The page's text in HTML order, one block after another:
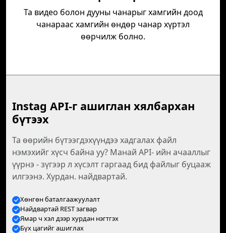
Та видео болон дууны чанарыг хамгийн доод
чанараас хамгийн өндөр чанар хүртэл
өөрчилж болно.
Instag API-г ашиглан хялбархан
бүтээх
Та өөрийн бүтээгдэхүүндээ хадгалах файл
нэмэхийг хүсч байна уу? Манай API- ийн ачааллыг
үүрнэ - зүгээр л хүсэлт гаргаад бид файлыг буцааж
илгээнэ. Хурдан. найдвартай.
Хөнгөн баталгаажуулалт
Найдвартай REST загвар
Ямар ч хэл дээр хурдан нэгтгэх
Бүх цагийг ашиглах